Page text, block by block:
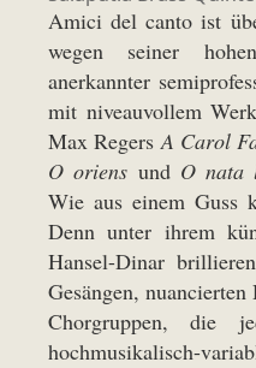
Amici del canto ist
wegen seiner
anerkannter
mit niveauvollem
Max RegersA Carol
O oriens und O nata
Wie aus einem Guss
Denn unter ihrem
Hansel-Dinar
Gesängen,
Chorgruppen, die
hochmusikalisch-